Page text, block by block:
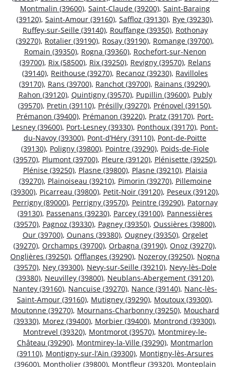
Montmalin (39600), Saint-Claude (39200), Saint-Baraing
(39120), Saint-Amour (39160), Saffloz (39130), Rye (39230),
Ruffey-sur-Seille (39140), Rouffange (39350), Rothonay
(39270), Rotalier (39190), Rosay (39190), Romange (39700),
Romain (39350), Rogna (39360), Rochefort-sur-Nenon
(39700), Rix (58500), Rix (39250), Revigny (39570), Relans
(39140), Reithouse (39270), Recanoz (39230), Ravilloles
(39170), Rans (39700), Ranchot (39700), Rainans (39290),
Rahon (39120), Quintigny (39570), Pupillin (39600), Publy
(39570), Pretin (39110), Présilly (39270), Prénovel (39150),
Prémanon (39400), Prémanon (39220), Pratz (39170), Port-
Lesney (39600), Port-Lesney (39330), Ponthoux (39170), Pont-
du-Navoy (39300), Pont-d’Héry (39110), Pont-de-Poitte
(39130), Poligny (39800), Pointre (39290), Poids-de-Fiole
(39570), Plumont (39700), Pleure (39120), Plénisette (39250),
Plénise (39250), Plasne (39800), Plasne (39210), Plaisia
(39270), Plainoiseau (39210), Pimorin (39270), Pillemoine
(39300), Picarreau (39800), Petit-Noir (39120), Peseux (39120),
Perrigny (89000), Perrigny (39570), Peintre (39290), Patornay
(39130), Passenans (39230), Parcey (39100), Pannessières
(39570), Pagnoz (39330), Pagney (39350), Oussières (39800),
Our (39700), Ounans (39380), Ougney (39350), Orgelet
(39270), Orchamps (39700), Orbagna (39190), Onoz (39270),
Onglières (39250), Offlanges (39290), Nozeroy (39250), Nogna
(39570), Ney (39300), Nevy-sur-Seille (39210), Nevy-lès-Dole
(39380), Neuvilley (39800), Neublans-Abergement (39120),
Nantey (39160), Nancuise (39270), Nance (39140), Nanc-lès-
Saint-Amour (39160), Mutigney (39290), Moutoux (39300),
Moutonne (39270), Mournans-Charbonny (39250), Mouchard
(39330), Morez (39400), Morbier (39400), Montrond (39300),
Montrevel (39320), Montmorot (39570), Montmirey-le-
Château (39290), Montmirey-la-Ville (39290), Montmarlon
(39110), Montigny-sur-l’Ain (39300), Montigny-lès-Arsures
(39600), Montholier (39800), Montfleur (39320), Monteplain